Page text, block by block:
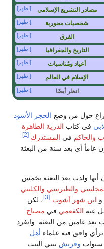
مصادر التشريع الإسلامي [اظهر]
شخصيات محورية [اظهر]
الفرق [اظهر]
التاريخ والجغرافيا [اظهر]
أعياد ومُناسبات [اظهر]
الإسلام في العالم [اظهر]
انظر أيضًا [اظهر]
حول من وضع الحجر الأسود
في كتاب الذرية الطاهرة
والحاكم في المستدرك [2]
عاماً أي بعد سنة من البعثة
أنها ولدت بعد البعثة بخمس
والطبرسي والكليني
و ابن شهر آشوب [3]
، لكن
عنه الكفعمي في مصباح
بعد عامين من البعثة. وانفرد
برأي وافق فيه علماء أهل
سنوات وقريش تبني البيت.